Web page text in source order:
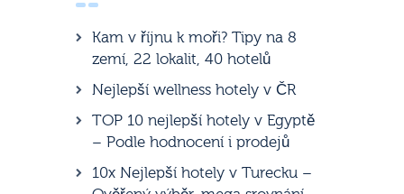
Kam v říjnu k moři? Tipy na 8
zemí, 22 lokalit, 40 hotelů
Nejlepší wellness hotely v ČR
TOP 10 nejlepší hotely v Egyptě
– Podle hodnocení i prodejů
10x Nejlepší hotely v Turecku –